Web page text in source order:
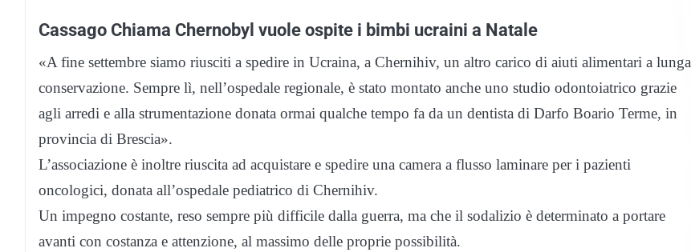
Cassago Chiama Chernobyl vuole ospite i bimbi ucraini a Natale
«A fine settembre siamo riusciti a spedire in Ucraina, a Chernihiv, un altro carico di aiuti alimentari a lunga
conservazione. Sempre lì, nell’ospedale regionale, è stato montato anche uno studio odontoiatrico grazie
agli arredi e alla strumentazione donata ormai qualche tempo fa da un dentista di Darfo Boario Terme, in
provincia di Brescia».
L’associazione è inoltre riuscita ad acquistare e spedire una camera a flusso laminare per i pazienti
oncologici, donata all’ospedale pediatrico di Chernihiv.
Un impegno costante, reso sempre più difficile dalla guerra, ma che il sodalizio è determinato a portare
avanti con costanza e attenzione, al massimo delle proprie possibilità.